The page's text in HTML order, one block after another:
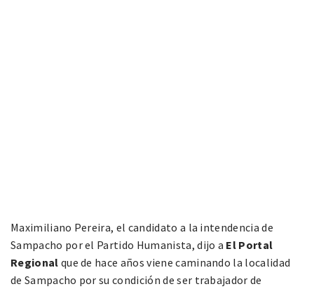
Maximiliano Pereira, el candidato a la intendencia de
Sampacho por el Partido Humanista, dijo a El Portal
Regional que de hace años viene caminando la localidad
de Sampacho por su condición de ser trabajador de